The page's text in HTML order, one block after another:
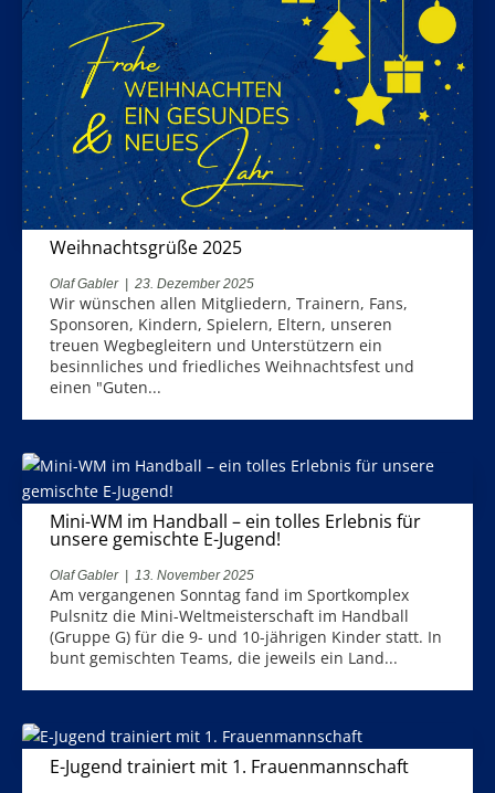
Weihnachtsgrüße 2025
Olaf Gabler 23. Dezember 2025
Wir wünschen allen Mitgliedern, Trainern, Fans,
Sponsoren, Kindern, Spielern, Eltern, unseren
treuen Wegbegleitern und Unterstützern ein
besinnliches und friedliches Weihnachtsfest und
einen "Guten...
Mini-WM im Handball – ein tolles Erlebnis für
unsere gemischte E-Jugend!
Olaf Gabler 13. November 2025
Am vergangenen Sonntag fand im Sportkomplex
Pulsnitz die Mini-Weltmeisterschaft im Handball
(Gruppe G) für die 9- und 10-jährigen Kinder statt. In
bunt gemischten Teams, die jeweils ein Land...
E-Jugend trainiert mit 1. Frauenmannschaft